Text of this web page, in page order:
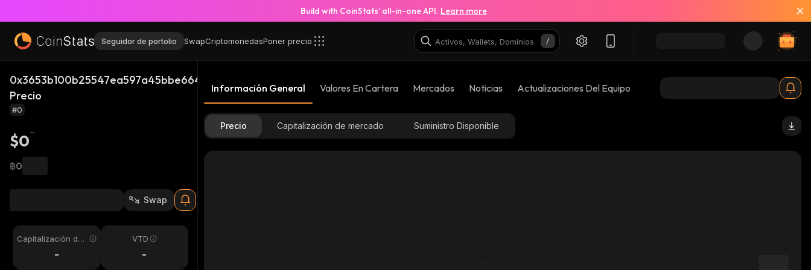
Build with CoinStats’ all-in-one API. Learn more
Seguidor de portolio SwapCriptomonedasPoner precio
0x3653b100b25547ea597a45bbe6642067b8fff631_binance_smart
Precio
0x3653b100b25547ea597a45bbe6642067b8fff631_binance_smart
#0
$0
฿0
Swap
Capitalización de
-
VTD
-
Información General Valores En Cartera Mercados Noticias Actualizaciones Del Equipo
Precio Capitalización de mercado Suministro Disponible